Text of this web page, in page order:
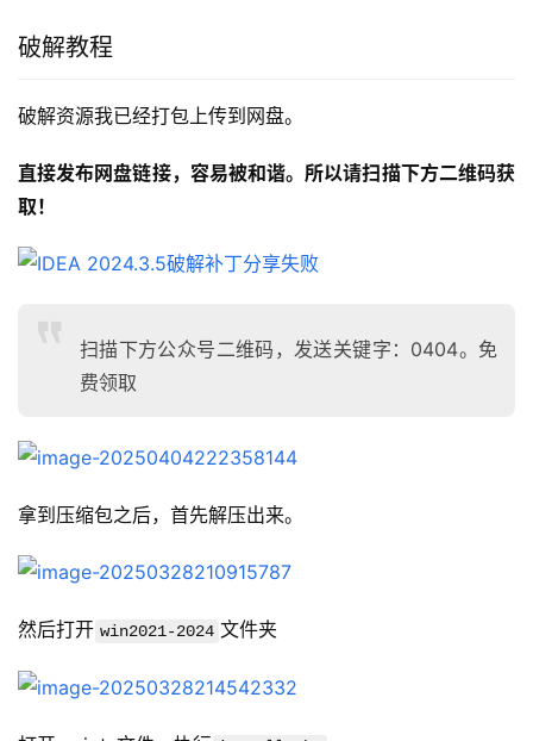
破解教程
破解资源我已经打包上传到网盘。
直接发布网盘链接，容易被和谐。所以请扫描下方二维码获
取！
扫描下方公众号二维码，发送关键字：0404。免
费领取
拿到压缩包之后，首先解压出来。
然后打开 win2021-2024 文件夹